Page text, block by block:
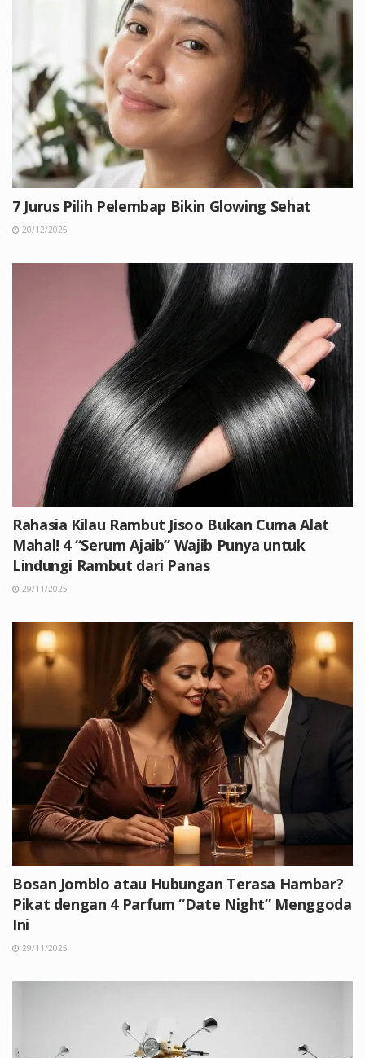
7 Jurus Pilih Pelembap Bikin Glowing Sehat
20/12/2025
Rahasia Kilau Rambut Jisoo Bukan Cuma Alat
Mahal! 4 “Serum Ajaib” Wajib Punya untuk
Lindungi Rambut dari Panas
29/11/2025
Bosan Jomblo atau Hubungan Terasa Hambar?
Pikat dengan 4 Parfum “Date Night” Menggoda
Ini
29/11/2025